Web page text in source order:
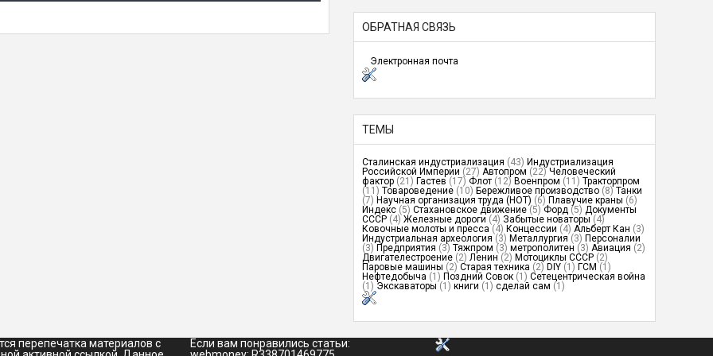
ОБРАТНАЯ СВЯЗЬ
Электронная почта
ТЕМЫ
Сталинская индустриализация (43) Индустриализация
Российской Империи (27) Автопром (22) Человеческий
фактор (21) Гастев (17) Флот (12) Военпром (11) Тракторпром
(11) Товароведение (10) Бережливое производство (8) Танки
(7) Научная организация труда (НОТ) (6) Плавучие краны (6)
Индекс (5) Стахановское движение (5) Форд (5) Документы
СССР (4) Железные дороги (4) Забытые новаторы (4)
Ковочные молоты и пресса (4) Концессии (4) Альберт Кан (3)
Индустриальная археология (3) Металлургия (3) Персоналии
(3) Предприятия (3) Тяжпром (3) метрополитен (3) Авиация (2)
Двигателестроение (2) Ленин (2) Мотоциклы СССР (2)
Паровые машины (2) Старая техника (2) DIY (1) ГСМ (1)
Нефтедобыча (1) Поздний Совок (1) Сетецентрическая война
(1) Экскаваторы (1) книги (1) сделай сам (1)
перепечатка материалов с
Если вам понравились статьи: